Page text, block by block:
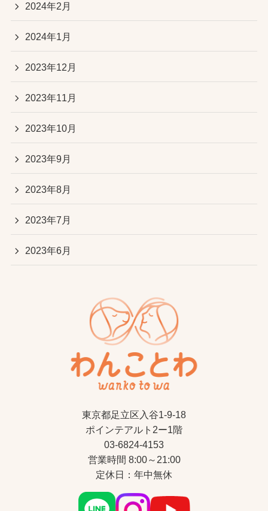
2024年2月
2024年1月
2023年12月
2023年11月
2023年10月
2023年9月
2023年8月
2023年7月
2023年6月
東京都足立区入谷1-9-18
ポインテアルト2ー1階
03-6824-4153
営業時間 8:00～21:00
定休日：年中無休